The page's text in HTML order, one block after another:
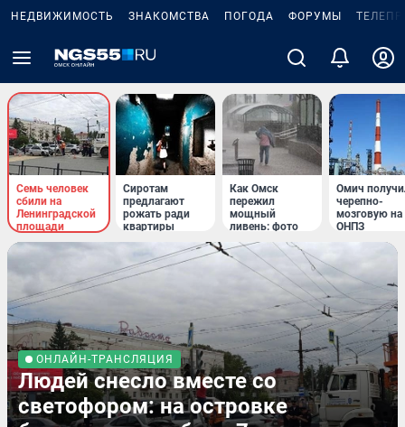
НЕДВИЖИМОСТЬ ЗНАКОМСТВА ПОГОДА ФОРУМЫ
Семь человек
сбили на
Ленинградской
площади
Сиротам
предлагают
рожать ради
квартиры
Как Омск
пережил
мощный
ливень: фото
Омич
черепно-
мозговую на
ОНПЗ
ОНЛАЙН-ТРАНСЛЯЦИЯ
Людей снесло вместе со
светофором: на островке